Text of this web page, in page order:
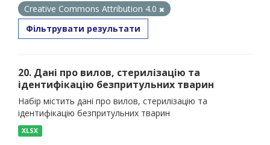
Creative Commons Attribution 4.0
Фільтрувати результати
20. Дані про вилов, стерилізацію та
ідентифікацію безпритульних тварин
Набір містить дані про вилов, стерилізацію та
ідентифікацію безпритульних тварин
XLSX